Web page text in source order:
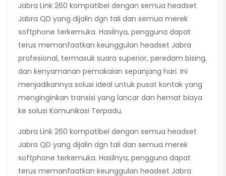
Jabra Link 260 kompatibel dengan semua headset
Jabra QD yang dijalin dgn tali dan semua merek
softphone terkemuka. Hasilnya, pengguna dapat
terus memanfaatkan keunggulan headset Jabra
profesional, termasuk suara superior, peredam bising,
dan kenyamanan pemakaian sepanjang hari. Ini
menjadikannya solusi ideal untuk pusat kontak yang
menginginkan transisi yang lancar dan hemat biaya
ke solusi Komunikasi Terpadu.
Jabra Link 260 kompatibel dengan semua headset
Jabra QD yang dijalin dgn tali dan semua merek
softphone terkemuka. Hasilnya, pengguna dapat
terus memanfaatkan keunggulan headset Jabra